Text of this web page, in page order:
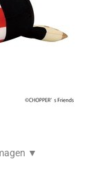
▼